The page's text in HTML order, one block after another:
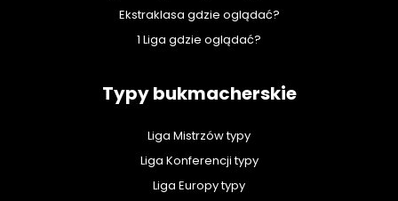
Ekstraklasa gdzie oglądać?
1 Liga gdzie oglądać?
Typy bukmacherskie
Liga Mistrzów typy
Liga Konferencji typy
Liga Europy typy